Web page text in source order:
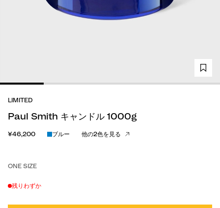
LIMITED
Paul Smith キャンドル 1000g
¥46,200 ブルー 他の2色を見る
ONE SIZE
残りわずか